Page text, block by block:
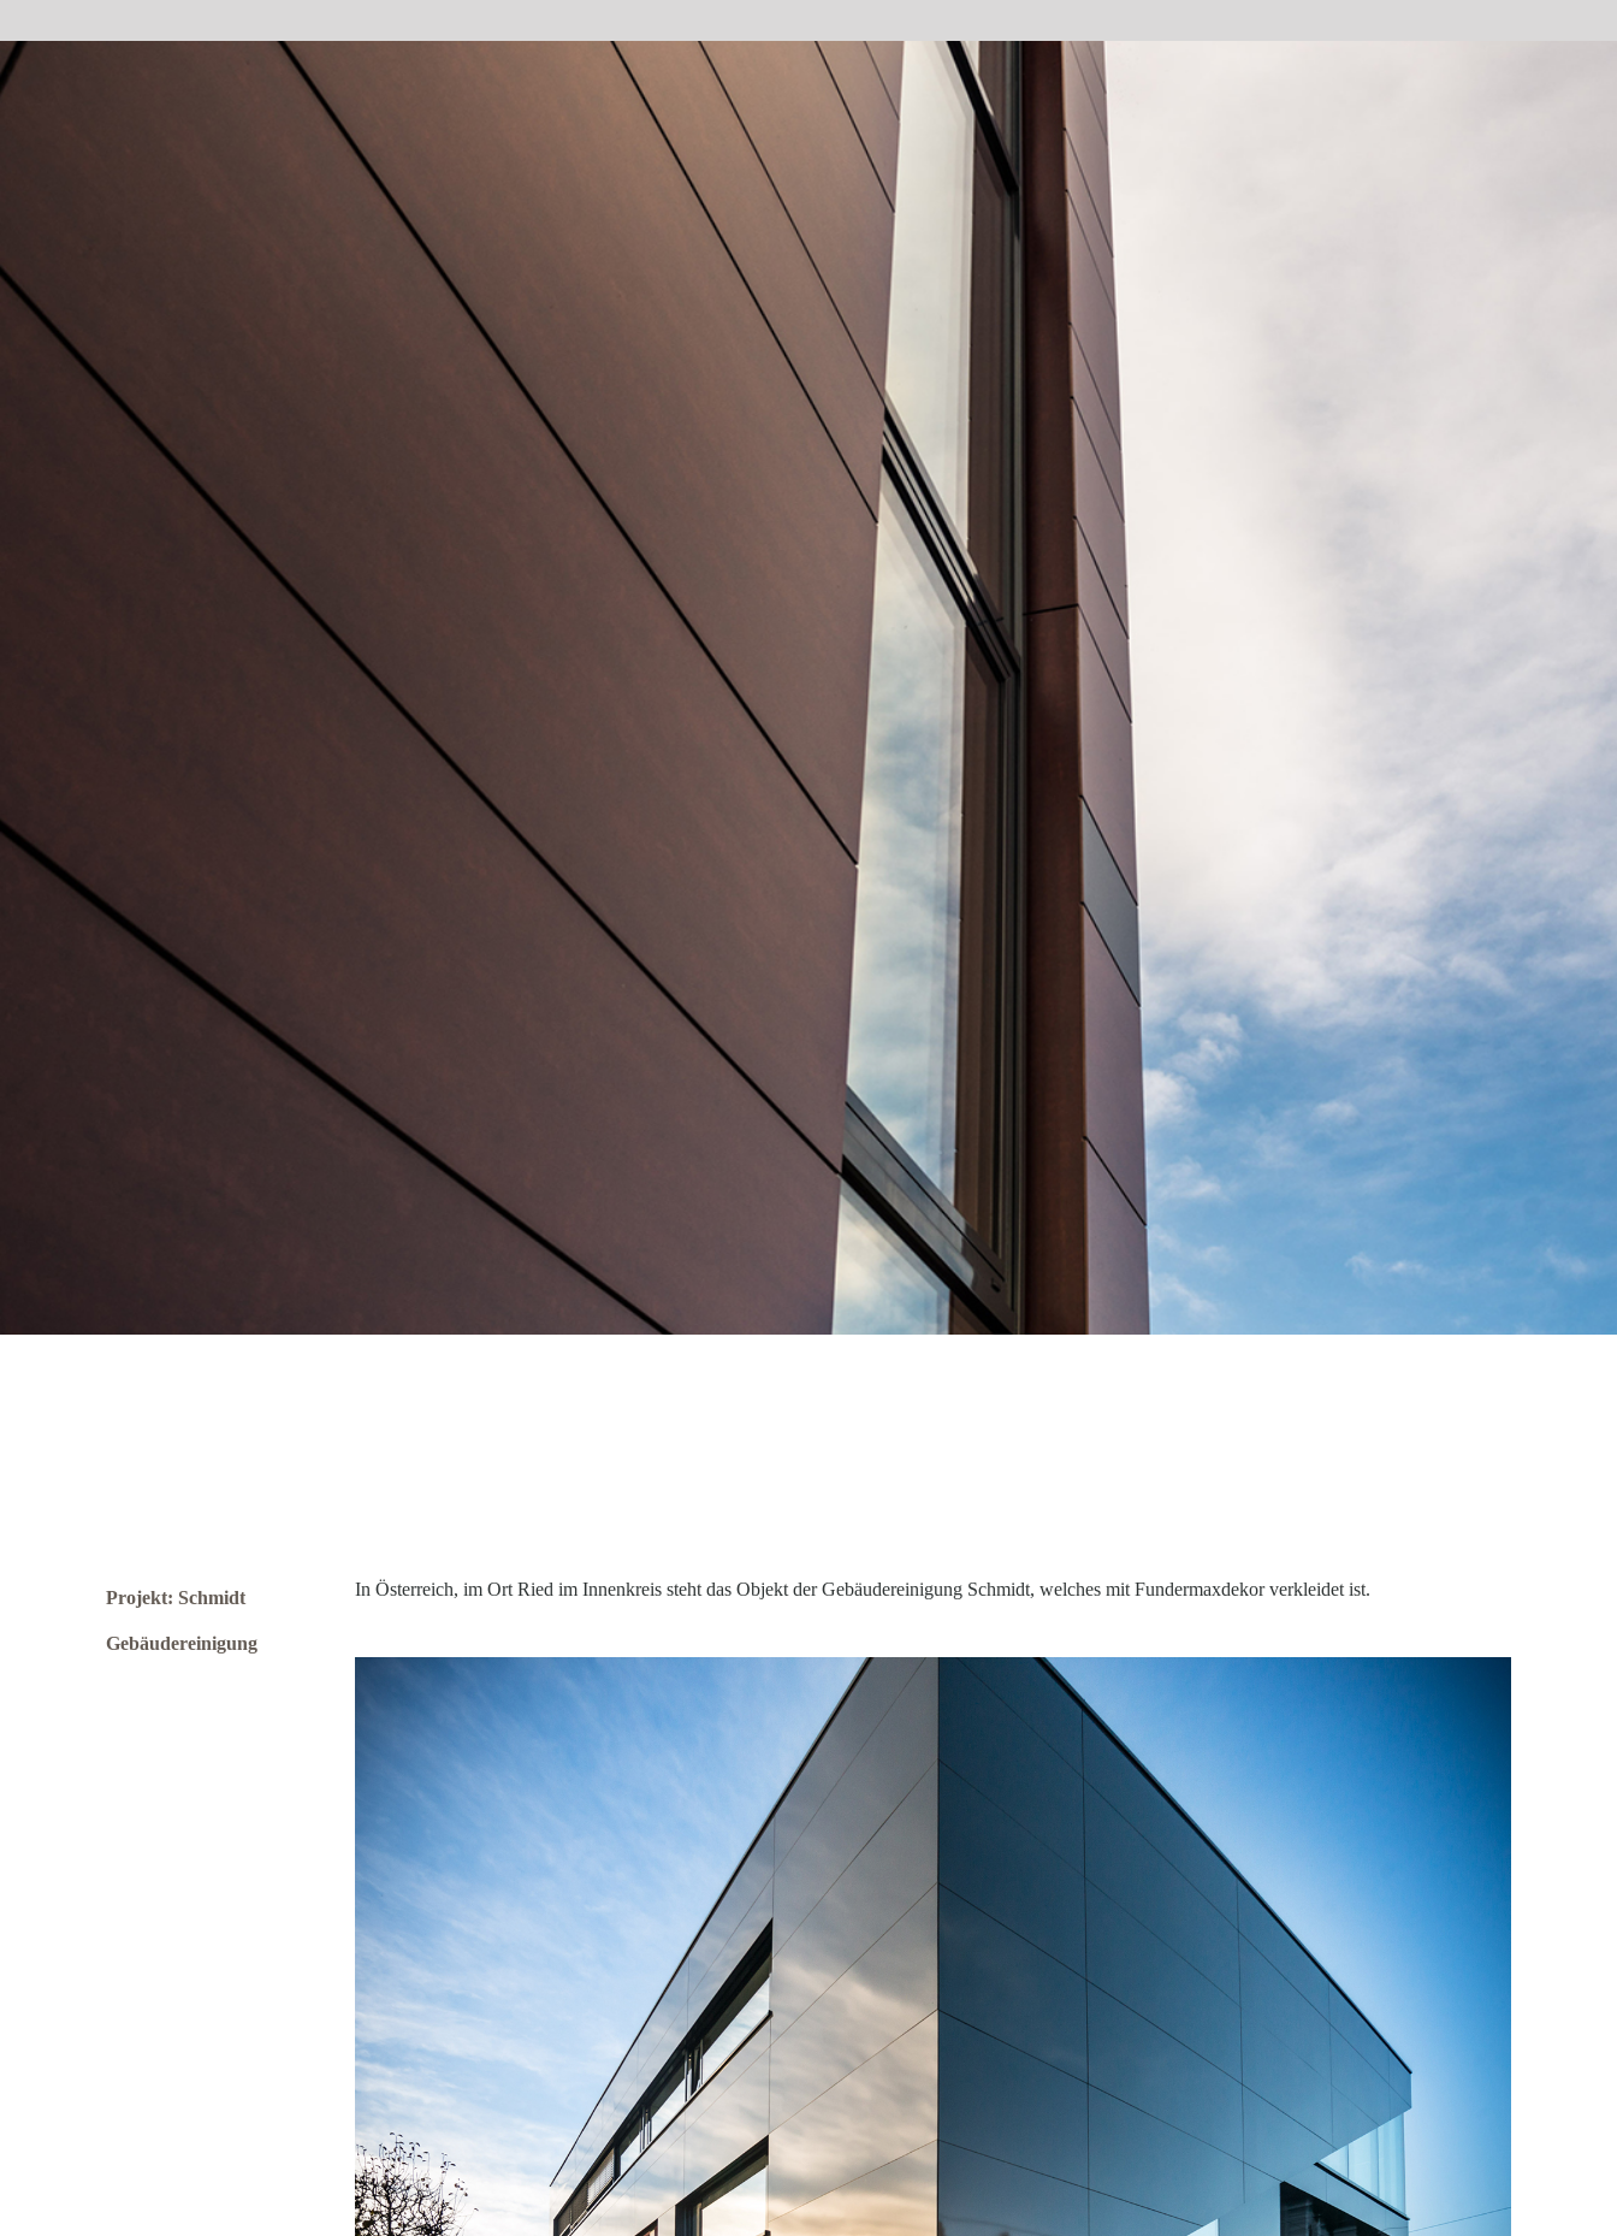
Projekt: Schmidt
Gebäudereinigung
In Österreich, im Ort Ried im Innenkreis steht das Objekt der Gebäudereinigung Schmidt, welches mit Fundermaxdekor verkleidet ist.